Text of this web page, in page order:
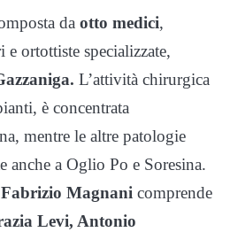
da otto medici,
ortottiste specializzate,
L’attività chirurgica
è concentrata
mentre le altre patologie
anche a Oglio Po e Soresina.
Fabrizio Magnani comprende
Levi, Antonio